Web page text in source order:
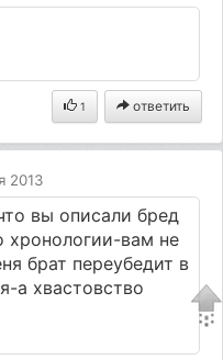
1 ответить
2013
вы описали бред
хронологии-вам не
брат переубедит в
а хвастовство